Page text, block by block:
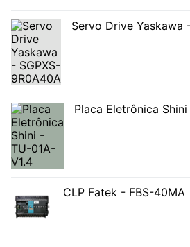
Servo Drive Yaskawa
Placa Eletrônica
CLP Fatek - FBS-40MA